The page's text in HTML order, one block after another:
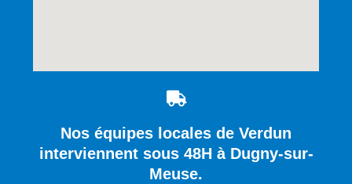
Nos équipes locales de Verdun
interviennent sous 48H à Dugny-sur-
Meuse.